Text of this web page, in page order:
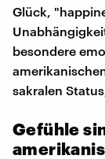
Glück,
besondere
sakralen
Gefühle